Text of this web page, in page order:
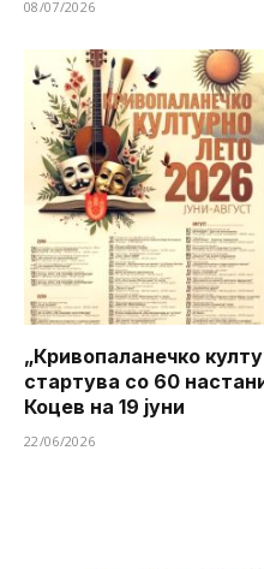
08/07/2026
„Кривопаланечко
стартува со 60
Коцев на 19 јуни
22/06/2026